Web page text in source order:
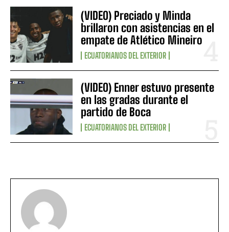
(VIDEO) Preciado y Minda
brillaron con asistencias en el
empate de Atlético Mineiro
ECUATORIANOS DEL EXTERIOR
(VIDEO) Enner estuvo presente
en las gradas durante el
partido de Boca
ECUATORIANOS DEL EXTERIOR